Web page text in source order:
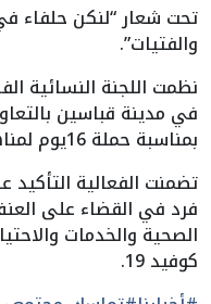
تحت شعار “لنكن حلفاء
والفتيات”.
نظمت اللجنة النسائية
بمناسبة حملة 16يوم لمناهضة العنف.
تضمنت الفعالية
فرد في القضاء على
الصحية والخدمات
كوفيد 19.